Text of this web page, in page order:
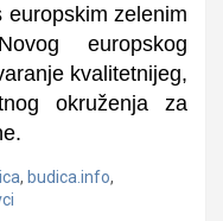
zelenim
europskog
kvalitetnijeg,
okruženja za
, budica.info,